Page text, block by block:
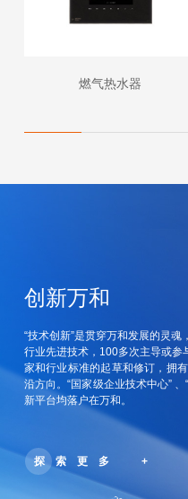
燃气热水器
创新万和
“技术创新”是贯穿万和发展的灵
行业先进技术，100多次主导或参
家和行业标准的起草和修订，拥
沿方向。“国家级企业技术中心”
新平台均落户在万和。
探索更多 +